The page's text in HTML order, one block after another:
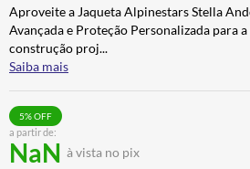
Aproveite a Jaqueta Alpinestars Stella
Avançada e Proteção Personalizada para
construção proj...
Saiba mais
a partir de:
NaN à vista no pix
5% OFF
7º CALÇA
8º ALPINESTAR
9º AIROH
10º